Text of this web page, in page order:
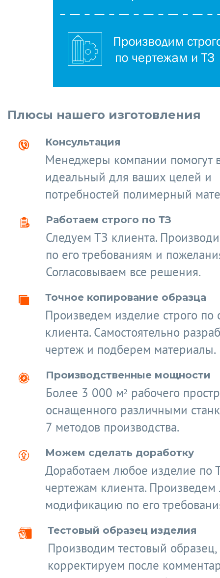
Плюсы нашего изготовления
Консультация
Менеджеры компании помогут
идеальный для ваших целей и
потребностей полимерный
Работаем строго по ТЗ
Следуем ТЗ клиента.
по его требованиям и
Согласовываем все решения.
Точное копирование образца
Произведем изделие строго по
клиента. Самостоятельно
чертеж и подберем материалы.
Производственные мощности
Более 3 000 м² рабочего
оснащенного различными
7 методов производства.
Можем сделать доработку
Доработаем любое изделие по
чертежам клиента.
модификацию по его
Тестовый образец изделия
Производим тестовый образец,
корректируем после